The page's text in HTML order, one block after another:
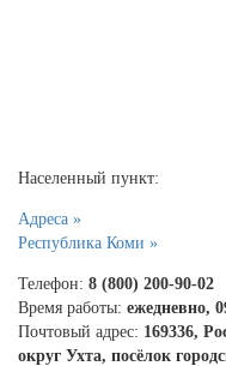
Населенный пункт:
Адреса »
Республика Коми »
Телефон: 8 (800) 200-90-02
Время работы: ежедневно,
Почтовый адрес: 169336,
округ Ухта, посёлок